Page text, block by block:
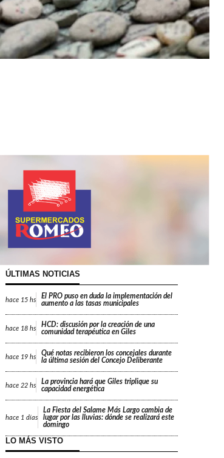
ÚLTIMAS NOTICIAS
hace 15 hs
El PRO puso en duda la implementación del
aumento a las tasas municipales
hace 18 hs
HCD: discusión por la creación de una
comunidad terapéutica en Giles
hace 19 hs
Qué notas recibieron los concejales durante
la última sesión del Concejo Deliberante
hace 22 hs
La provincia hará que Giles triplique su
capacidad energética
hace 1 días
La Fiesta del Salame Más Largo cambia de
lugar por las lluvias: dónde se realizará este
domingo
LO MÁS VISTO